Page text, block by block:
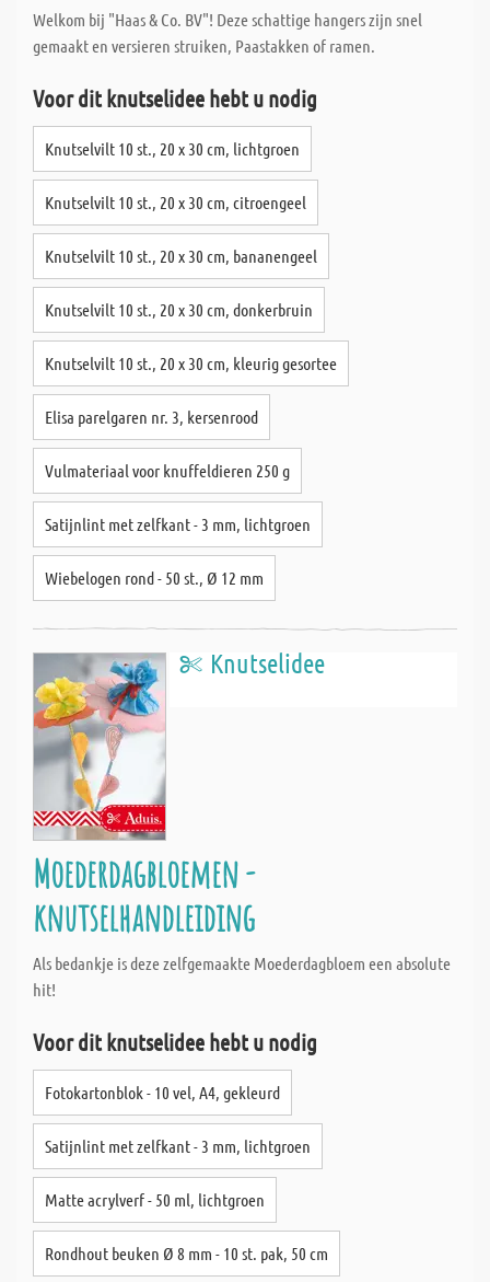
Welkom bij "Haas & Co. BV"! Deze schattige hangers zijn snel
gemaakt en versieren struiken, Paastakken of ramen.
Voor dit knutselidee hebt u nodig
Knutselvilt 10 st., 20 x 30 cm, lichtgroen
Knutselvilt 10 st., 20 x 30 cm, citroengeel
Knutselvilt 10 st., 20 x 30 cm, bananengeel
Knutselvilt 10 st., 20 x 30 cm, donkerbruin
Knutselvilt 10 st., 20 x 30 cm, kleurig gesortee
Elisa parelgaren nr. 3, kersenrood
Vulmateriaal voor knuffeldieren 250 g
Satijnlint met zelfkant - 3 mm, lichtgroen
Wiebelogen rond - 50 st., Ø 12 mm
Knutselidee
Moederdagbloemen -
knutselhandleiding
Als bedankje is deze zelfgemaakte Moederdagbloem een absolute
hit!
Voor dit knutselidee hebt u nodig
Fotokartonblok - 10 vel, A4, gekleurd
Satijnlint met zelfkant - 3 mm, lichtgroen
Matte acrylverf - 50 ml, lichtgroen
Rondhout beuken Ø 8 mm - 10 st. pak, 50 cm